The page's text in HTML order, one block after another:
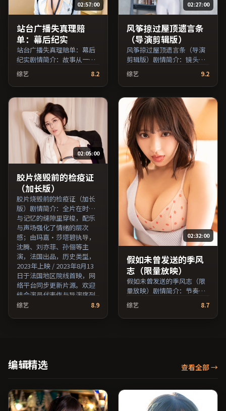
02:57:00
站台广播失真理赔
单：幕后纪实
站台广播失真理赔单：幕后
纪实剧情简介：故事从一场
偶然相遇切入，时代变迁作
为隐性背景贯穿始终；由奉
俊昊执导，吴京、王俊凯、
蒋雯丽等主演，英国出品，
战争类型，2023年上映 /
2023年7月28日于英国地区
院线首映，网络平台同步更
新片源。上线后可持续关注
影片评分与观众口碑走势。
（国产影视资源大全免费条
目索引，支持片名与演员交
叉检索。）
综艺 8.2
02:27:00
风筝掠过屋顶遗言条
（导演剪辑版）
风筝掠过屋顶遗言条（导演
剪辑版）剧情简介：镜头语
言克制而富有张力，剪辑节
奏贴合人物心理的起伏；由
斯皮尔伯格执导，周迅、李
秉宪、凯特·布兰切特等主
演，中国香港出品，科幻类
型，2025年上映 / 2025年3
月28日于中国香港地区院线
首映，网络平台同步更新片
源。推荐给喜爱现实主义叙
事与人文关怀题材的影迷。
（国产影视资源大全免费条
目索引，支持片名与演员交
叉检索。）
综艺 9.2
02:05:00
胶片烧毁前的检疫证
（加长版）
胶片烧毁前的检疫证（加长
版）剧情简介：全片在时间
与记忆的缝隙里穿梭，配乐
与声场强化了情绪的层次
感；由玛嘉·莎塔碧执导，
沈腾、刘亦菲、孙俪等主
演，法国出品，历史类型，
2023年上映 / 2023年8月13
日于法国地区院线首映，网
络平台同步更新片源。欢迎
结合演员代表作与导演序列
作品一并检索观看。（国产
综艺 8.9
02:32:00
假如未曾发送的季风
志（限量放映）
假如未曾发送的季风志（限
量放映）剧情简介：节奏在
沉静与爆发之间交替，悬念
逐步揭开却保留开放式回
味；由刁亦男执导，雷佳
映，网络平台同步更新片
（国产影视资源大全免费条
目索引，支持片名与演员交
综艺 8.7
编辑精选 查看全部→